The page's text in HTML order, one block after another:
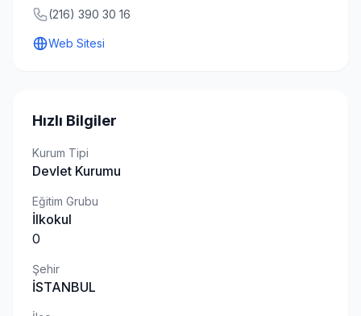
(216) 390 30 16
Web Sitesi
Hızlı Bilgiler
Kurum Tipi
Devlet Kurumu
Eğitim Grubu
İlkokul
0
Şehir
İSTANBUL